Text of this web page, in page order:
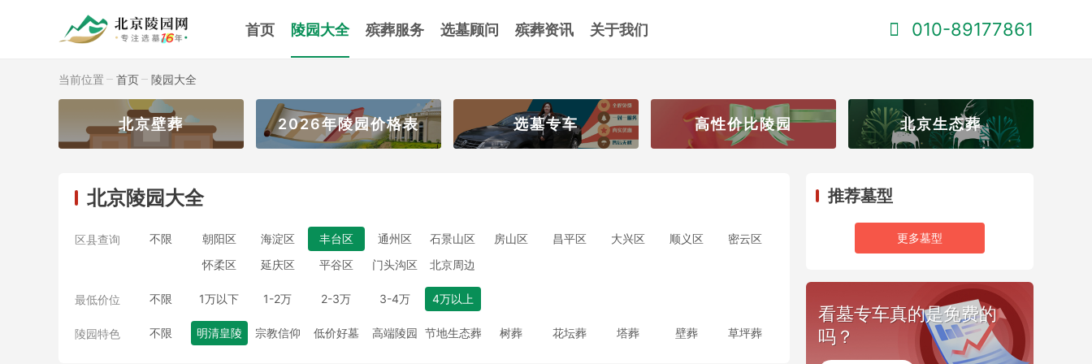
首页 陵园大全 殡葬服务 选墓顾问 殡葬资讯 关于我们 010-89177861
当前位置 首页 陵园大全
北京壁葬 2026年陵园价格表 选墓专车 高性价比陵园 北京生态葬
北京陵园大全
区县查询 不限 朝阳区 海淀区 丰台区 通州区 石景山区 房山区 昌平区 大兴区 顺义区
密云区
怀柔区
延庆区 平谷区 门头沟区 北京周边
最低价位 不限 1万以下 1-2万 2-3万 3-4万 4万以上
陵园特色 不限 明清皇陵 宗教信仰 低价好墓 高端陵园 节地生态葬 树葬 花坛葬 塔葬 壁葬 草坪葬
推荐墓型
更多墓型
看墓专车真的是免费的
吗？